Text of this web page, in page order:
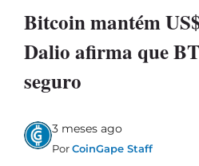
Bitcoin mantém
Dalio afirma que
seguro
3 meses ago
PorCoinGape Staff